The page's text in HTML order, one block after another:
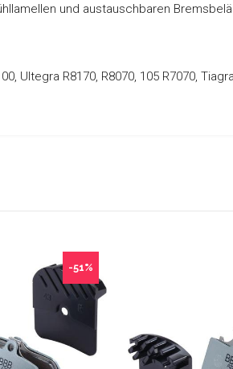
und austauschbaren
Ultegra R8170, R8070, 105 R7070,
-51%